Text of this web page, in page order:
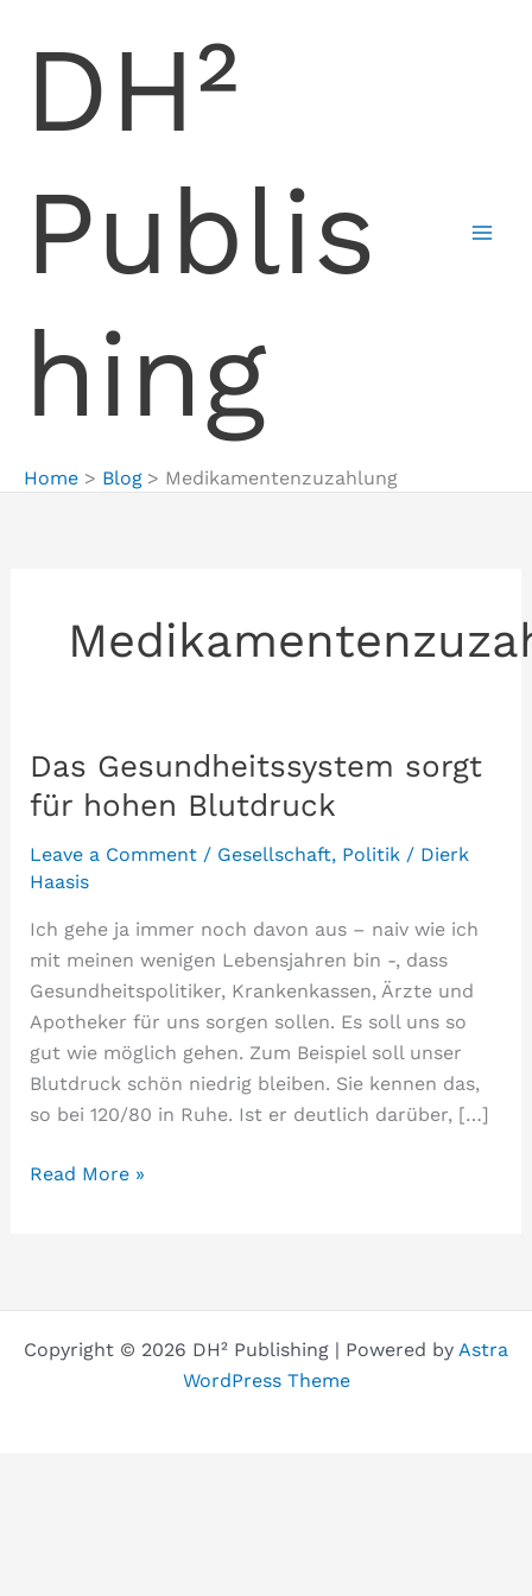
DH²
Publis
hing
Home Blog Medikamentenzuzahlung
Das Gesundheitssystem sorgt
für hohen Blutdruck
Leave a Comment / Gesellschaft, Politik/ Dierk
Haasis
Ich gehe ja immer noch davon aus – naiv wie ich
mit meinen wenigen Lebensjahren bin -, dass
Gesundheitspolitiker, Krankenkassen, Ärzte und
Apotheker für uns sorgen sollen. Es soll uns so
gut wie möglich gehen. Zum Beispiel soll unser
Blutdruck schön niedrig bleiben. Sie kennen das,
so bei 120/80 in Ruhe. Ist er deutlich darüber, […]
Das
Read More »
Copyright © 2026 DH² Publishing | Powered by Astra
WordPress Theme